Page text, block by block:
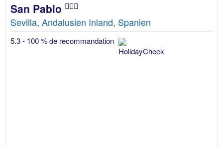
San Pablo
Sevilla, Andalusien Inland, Spanien
5.3 - 100 % de recommandation